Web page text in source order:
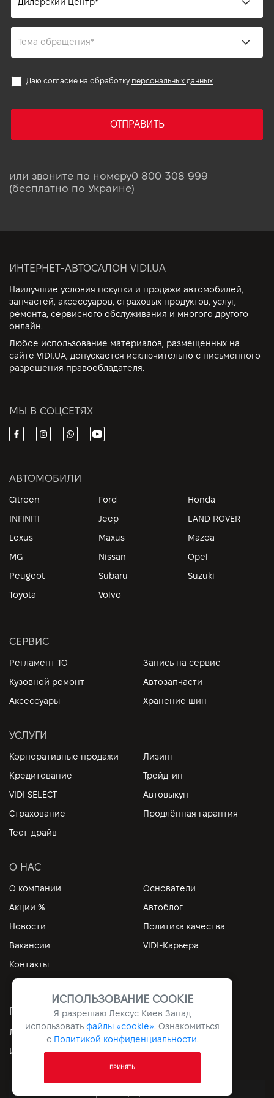
Даю согласие на обработку персональных данных
ОТПРАВИТЬ
или звоните по номеру0 800 308 999
(бесплатно по Украине)
ИНТЕРНЕТ-АВТОСАЛОН VIDI.UA
Наилучшие условия покупки и продажи автомобилей,
запчастей, аксессуаров, страховых продуктов, услуг,
ремонта, сервисного обслуживания и многого другого
онлайн.
Любое использование материалов, размещенных на
сайте VIDI.UA, допускается исключительно с письменного
разрешения правообладателя.
МЫ В СОЦСЕТЯХ
АВТОМОБИЛИ
Citroen Ford
Honda
INFINITI
Jeep
LAND ROVER
Lexus
Maxus
Mazda
MG
Nissan
Opel
Peugeot
Subaru
Suzuki
Toyota
Volvo
СЕРВИС
Регламент ТО
Запись на сервис
Кузовной ремонт
Автозапчасти
Аксессуары
Хранение шин
УСЛУГИ
Корпоративные продажи
Лизинг
Кредитование
Трейд-ин
VIDI SELECT
Автовыкуп
Страхование
Продлённая гарантия
Тест-драйв
О НАС
О компании
Основатели
Акции %
Автоблог
Новости
Политика качества
Вакансии
VIDI-Карьера
Контакты
ПОЛЕЗНЫЕ ССЫЛКИ
Личный кабинет
Контакты
Информация
Архив
ИСПОЛЬЗОВАНИЕ COOKIE
Я разрешаю Лексус Киев Запад
использовать файлы «cookie». Ознакомиться
с Политикой конфиденциальности.
ПРИНЯТЬ